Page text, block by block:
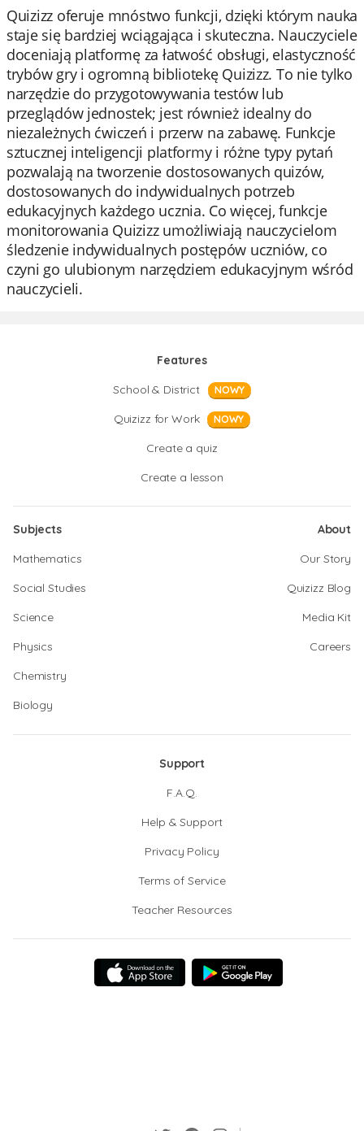
Quizizz oferuje mnóstwo funkcji, dzięki którym nauka
staje się bardziej wciągająca i skuteczna. Nauczyciele
doceniają platformę za łatwość obsługi, elastyczność
trybów gry i ogromną bibliotekę Quizizz. To nie tylko
narzędzie do przygotowywania testów lub
przeglądów jednostek; jest również idealny do
niezależnych ćwiczeń i przerw na zabawę. Funkcje
sztucznej inteligencji platformy i różne typy pytań
pozwalają na tworzenie dostosowanych quizów,
dostosowanych do indywidualnych potrzeb
edukacyjnych każdego ucznia. Co więcej, funkcje
monitorowania Quizizz umożliwiają nauczycielom
śledzenie indywidualnych postępów uczniów, co
czyni go ulubionym narzędziem edukacyjnym wśród
nauczycieli.
Features
School & District
NOWY
Quizizz for Work NOWY
Create a quiz
Create a lesson
Subjects
Mathematics
Social Studies
Science
Physics
Chemistry
Biology
About
Our Story
Quizizz Blog
Media Kit
Careers
Support
F.A.Q.
Help & Support
Privacy Policy
Terms of Service
Teacher Resources